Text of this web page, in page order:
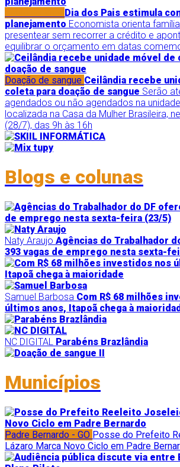
Dia dos Pais estimula
planejamento Economista orienta
presentear sem recorrer a crédito e
equilibrar o orçamento em datas
Doação de sangue Ceilândia recebe
coleta para doação de sangue Serão
agendados ou não agendados na
localizada na Casa da Mulher Brasileira,
(28/7), das 9h às 16h
Blogs e colunas
Naty Araujo Agências do Trabalhador
393 vagas de emprego nesta sexta-
Samuel Barbosa Com R$ 68 milhões
últimos anos, Itapoã chega à
NC DIGITAL Parabéns Brazlândia
Municípios
Padre Bernardo - GO Posse do Prefeito
Lázaro Marca Novo Ciclo em Padre